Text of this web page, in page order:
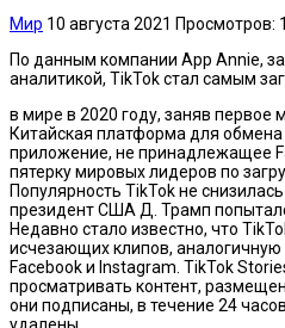
Мир 10 августа 2021 Просмотров:
По данным компании App Annie,
аналитикой, TikTok стал самым
в мире в 2020 году, заняв первое
Китайская платформа для
приложение, не принадлежащее
пятерку мировых лидеров по
Популярность TikTok не
президент США Д. Трамп
Недавно стало известно, что
исчезающих клипов,
Facebook и Instagram. TikTok
просматривать контент,
они подписаны, в течение 24
удалены.